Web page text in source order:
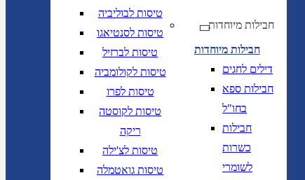
טיסות לבוליביה
טיסות לסנטיאגו
טיסות לברזיל
טיסות לקולומביה
טיסות לפרו
טיסות לקוסטה
ריקה
טיסות לצ'ילה
טיסות גואטמלה
חבילות מיוחדות
חבילות מיוחדות
דילים לחגים
חבילות ספא
בחו"ל
חבילות
כשרות
לשומרי